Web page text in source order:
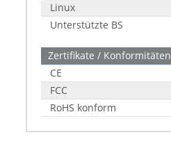
Linux
Unterstützte BS
Zertifikate / Konformitäten
CE
FCC
RoHS konform